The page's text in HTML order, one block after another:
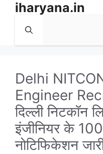
Skip
content
iharyana.in
Delhi
Engineer
दिल्ली निटकॉन
इंजीनियर के 100
नोटिफिकेशन